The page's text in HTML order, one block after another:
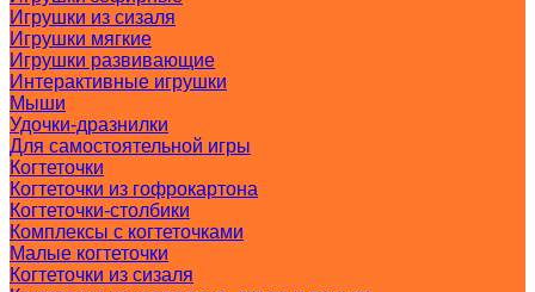
Игрушки из сизаля
Игрушки мягкие
Игрушки развивающие
Интерактивные игрушки
Мыши
Удочки-дразнилки
Для самостоятельной игры
Когтеточки
Когтеточки из гофрокартона
Когтеточки-столбики
Комплексы с когтеточками
Малые когтеточки
Когтеточки из сизаля